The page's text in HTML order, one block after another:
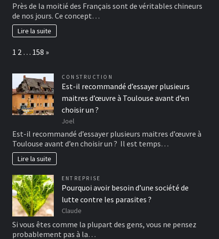
Près de la moitié des Français sont de véritables chineurs
de nos jours. Ce concept…
Lire la suite
Page:
1 2 … 158 Next
»
CONSTRUCTION
Est-il recommandé d’essayer plusieurs
maitres d’œuvre à Toulouse avant d’en
choisir un ?
Joel
Est-il recommandé d’essayer plusieurs maitres d’œuvre à
Toulouse avant d’en choisir un ? Il est temps…
Lire la suite
ENTREPRISE
Pourquoi avoir besoin d’une société de
lutte contre les parasites ?
Claude
Si vous êtes comme la plupart des gens, vous ne pensez
probablement pas à la…